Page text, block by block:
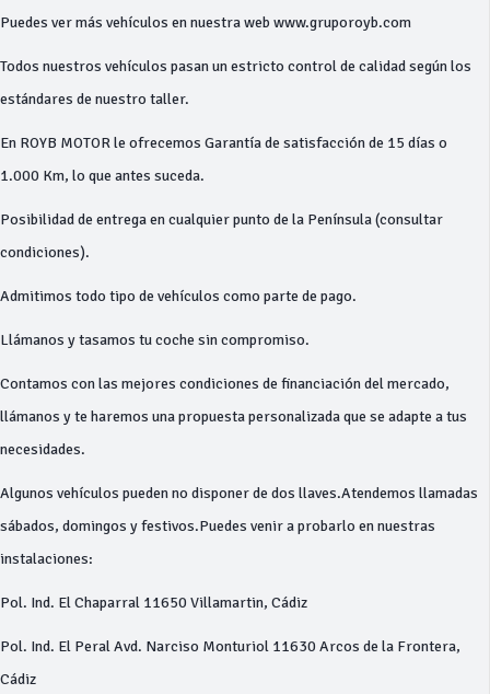
Puedes ver más vehículos en nuestra web www.gruporoyb.com
Todos nuestros vehículos pasan un estricto control de calidad según los
estándares de nuestro taller.
En ROYB MOTOR le ofrecemos Garantía de satisfacción de 15 días o
1.000 Km, lo que antes suceda.
Posibilidad de entrega en cualquier punto de la Península (consultar
condiciones).
Admitimos todo tipo de vehículos como parte de pago.
Llámanos y tasamos tu coche sin compromiso.
Contamos con las mejores condiciones de financiación del mercado,
llámanos y te haremos una propuesta personalizada que se adapte a tus
necesidades.
Algunos vehículos pueden no disponer de dos llaves.Atendemos llamadas
sábados, domingos y festivos.Puedes venir a probarlo en nuestras
instalaciones:
Pol. Ind. El Chaparral 11650 Villamartin, Cádiz
Pol. Ind. El Peral Avd. Narciso Monturiol 11630 Arcos de la Frontera,
Cádiz